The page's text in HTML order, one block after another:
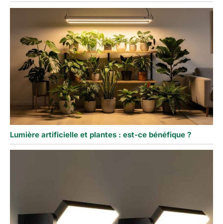
Lumière artificielle et plantes : est-ce bénéfique ?